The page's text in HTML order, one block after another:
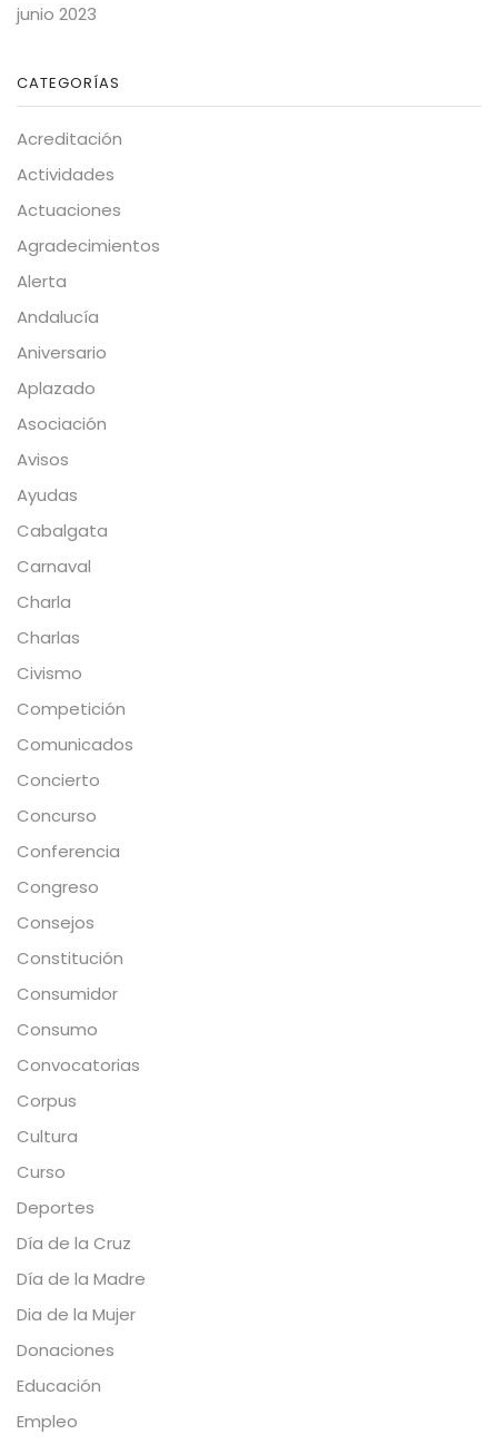
junio 2023
CATEGORÍAS
Acreditación
Actividades
Actuaciones
Agradecimientos
Alerta
Andalucía
Aniversario
Aplazado
Asociación
Avisos
Ayudas
Cabalgata
Carnaval
Charla
Charlas
Civismo
Competición
Comunicados
Concierto
Concurso
Conferencia
Congreso
Consejos
Constitución
Consumidor
Consumo
Convocatorias
Corpus
Cultura
Curso
Deportes
Día de la Cruz
Día de la Madre
Dia de la Mujer
Donaciones
Educación
Empleo